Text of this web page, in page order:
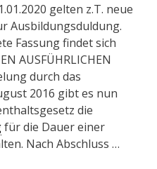
gelten z.T. neue
Ausbildungsduldung.
Fassung findet sich
AUSFÜHRLICHEN
durch das
2016 gibt es nun
die
für die Dauer einer
Nach Abschluss …